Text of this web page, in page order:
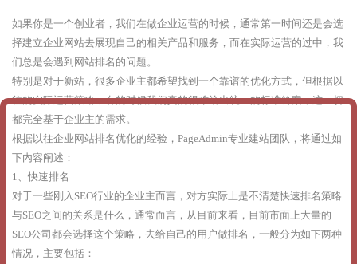
如果你是一个创业者，我们在做企业运营的时候，通常第一时间还是会选
择建立企业网站去展现自己的相关产品和服务，而在实际运营的过中，我
们总是会遇到网站排名的问题。
特别是对于新站，很多企业主都希望找到一个靠谱的优化方式，但根据以
往的实际运营策略，有的时候我们真的很难给出统一的标准答案，这一切
都完全基于企业主的需求。
根据以往企业网站排名优化的经验，PageAdmin专业建站团队，将通过如
下内容阐述：
1、快速排名
对于一些刚入SEO行业的企业主而言，对方实际上是不清楚快速排名策略
与SEO之间的关系是什么，通常而言，从目前来看，目前市面上大量的
SEO公司都会选择这个策略，去给自己的用户做排名，一般分为如下两种
情况，主要包括：